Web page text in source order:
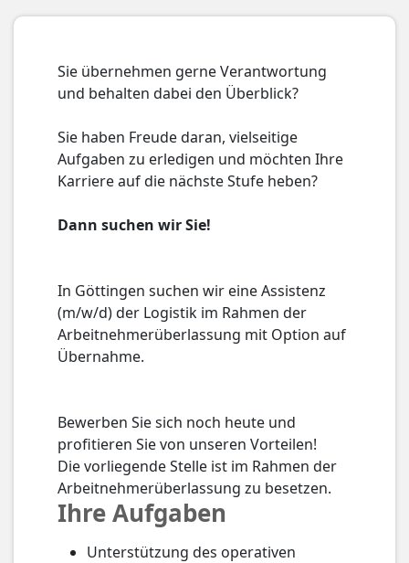
Sie übernehmen gerne Verantwortung
und behalten dabei den Überblick?
Sie haben Freude daran, vielseitige
Aufgaben zu erledigen und möchten Ihre
Karriere auf die nächste Stufe heben?
Dann suchen wir Sie!
In Göttingen suchen wir eine Assistenz
(m/w/d) der Logistik im Rahmen der
Arbeitnehmerüberlassung mit Option auf
Übernahme.
Bewerben Sie sich noch heute und
profitieren Sie von unseren Vorteilen!
Die vorliegende Stelle ist im Rahmen der
Arbeitnehmerüberlassung zu besetzen.
Ihre Aufgaben
Unterstützung des operativen